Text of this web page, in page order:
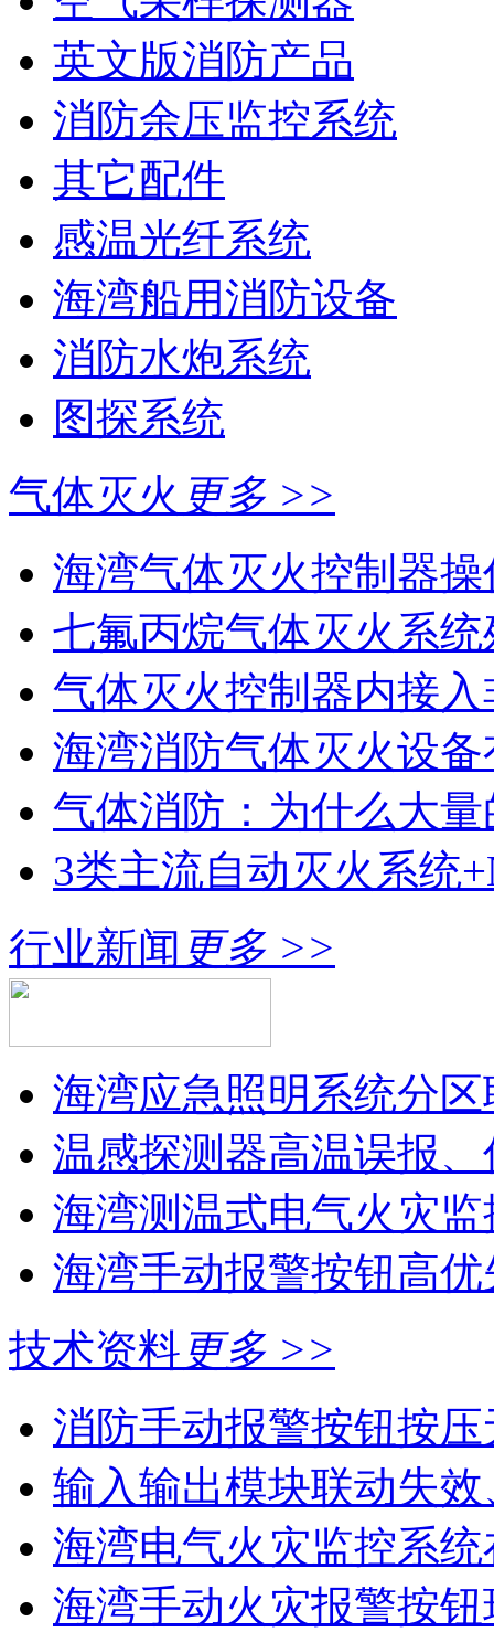
英文版消防产品
消防余压监控系统
其它配件
感温光纤系统
海湾船用消防设备
消防水炮系统
图探系统
气体灭火 更多 >>
海湾气体灭火控制器操
七氟丙烷气体灭火系统
气体灭火控制器内接入
海湾消防气体灭火设
气体消防：为什么大量
3类主流自动灭火系统
行业新闻 更多 >>
海湾应急照明系统分区
温感探测器高温误报
海湾测温式电气火灾监
海湾手动报警按钮高
技术资料 更多 >>
消防手动报警按钮按
输入输出模块联动失
海湾电气火灾监控系统
海湾手动火灾报警按钮